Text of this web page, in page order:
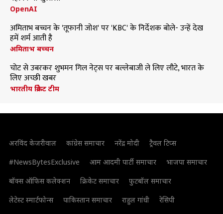
OpenAI
अमिताभ बच्चन के 'तूफानी जोश' पर 'KBC' के निर्देशक बोले- उन्हें देख
हमें शर्म आती है
अमिताभ बच्चन
चोट से उबरकर शुभमन गिल नेट्स पर बल्लेबाजी ले लिए लौटे, भारत के
लिए अच्छी खबर
भारतीय क्रिकेट टीम
अरविंद केजरीवाल कांग्रेस समाचार नरेंद्र मोदी
ट्रैवल टिप्स
#NewsBytesExclusive
आम आदमी पार्टी समाचार
भाजपा समाचार
बॉक्स ऑफिस कलेक्शन
क्रिकेट समाचार
फुटबॉल समाचार
लेटेस्ट स्मार्टफोन्स
पाकिस्तान समाचार राहुल गांधी
रेसिपी